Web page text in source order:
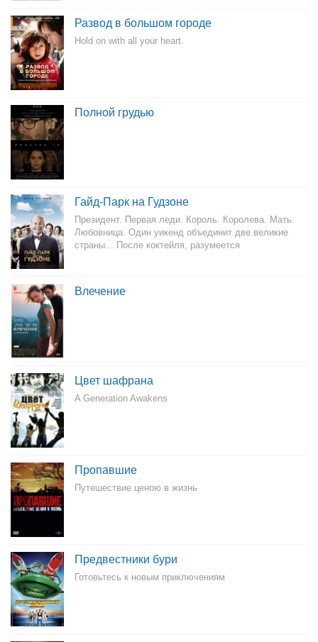
Развод в большом городе
Hold on with all your heart.
Полной грудью
Гайд-Парк на Гудзоне
Президент. Первая леди. Король. Королева. Мать.
Любовница. Один уикенд объединит две великие
страны... После коктейля, разумеется
Влечение
Цвет шафрана
A Generation Awakens
Пропавшие
Путешествие ценою в жизнь
Предвестники бури
Готовьтесь к новым приключениям